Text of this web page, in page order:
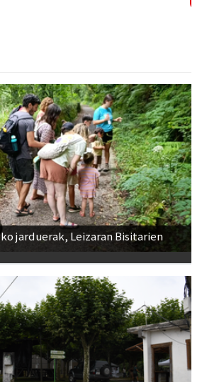
jarduerak, Leizaran Bisitarien